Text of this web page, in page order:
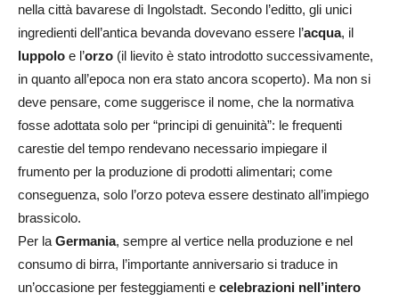
nella città bavarese di Ingolstadt. Secondo l’editto, gli unici
ingredienti dell’antica bevanda dovevano essere l’acqua, il
luppolo e l’orzo (il lievito è stato introdotto successivamente,
in quanto all’epoca non era stato ancora scoperto). Ma non si
deve pensare, come suggerisce il nome, che la normativa
fosse adottata solo per “principi di genuinità”: le frequenti
carestie del tempo rendevano necessario impiegare il
frumento per la produzione di prodotti alimentari; come
conseguenza, solo l’orzo poteva essere destinato all’impiego
brassicolo.
Per la Germania, sempre al vertice nella produzione e nel
consumo di birra, l’importante anniversario si traduce in
un’occasione per festeggiamenti e celebrazioni nell’intero